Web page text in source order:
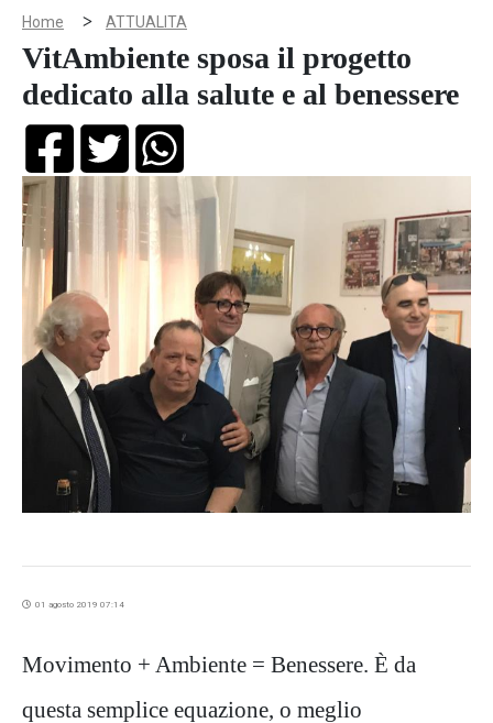
Home > ATTUALITA
VitAmbiente sposa il progetto
dedicato alla salute e al benessere
01 agosto 2019 07:14
Movimento + Ambiente = Benessere. È da
questa semplice equazione, o meglio